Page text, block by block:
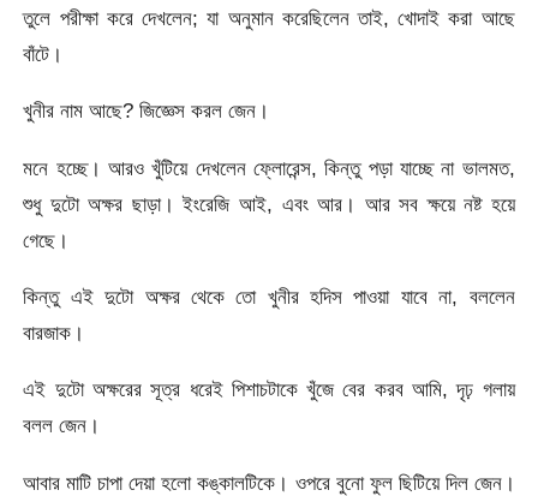
তুলে পরীক্ষা করে দেখলেন; যা অনুমান করেছিলেন তাই, খোদাই করা আছে
বাঁটে।
খুনীর নাম আছে? জিজ্ঞেস করল জেন।
মনে হচ্ছে। আরও খুঁটিয়ে দেখলেন ফ্লোরেন্স, কিন্তু পড়া যাচ্ছে না ভালমত,
শুধু দুটো অক্ষর ছাড়া। ইংরেজি আই, এবং আর। আর সব ক্ষয়ে নষ্ট হয়ে
গেছে।
কিন্তু এই দুটো অক্ষর থেকে তো খুনীর হদিস পাওয়া যাবে না, বললেন
বারজাক।
এই দুটো অক্ষরের সূত্র ধরেই পিশাচটাকে খুঁজে বের করব আমি, দৃঢ় গলায়
বলল জেন।
আবার মাটি চাপা দেয়া হলো কঙ্কালটিকে। ওপরে বুনো ফুল ছিটিয়ে দিল জেন।